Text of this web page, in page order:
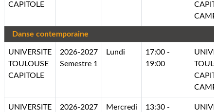
CAPITOLE
Danse contemporaine
UNIVERSITE
TOULOUSE
CAPITOLE
2026-2027
Semestre 1
Lundi
17:00 -
19:00
UNIVERSITE
2026-2027
Mercredi
13:30 -